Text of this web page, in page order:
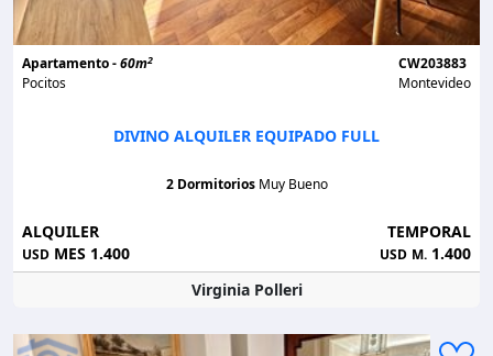
Apartamento -60m2
Pocitos
CW203883
Montevideo
DIVINO ALQUILER EQUIPADO FULL
2 Dormitorios Muy Bueno
ALQUILER
USD MES 1.400
TEMPORAL
USD M. 1.400
Virginia Polleri